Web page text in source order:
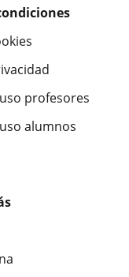
profesores
alumnos